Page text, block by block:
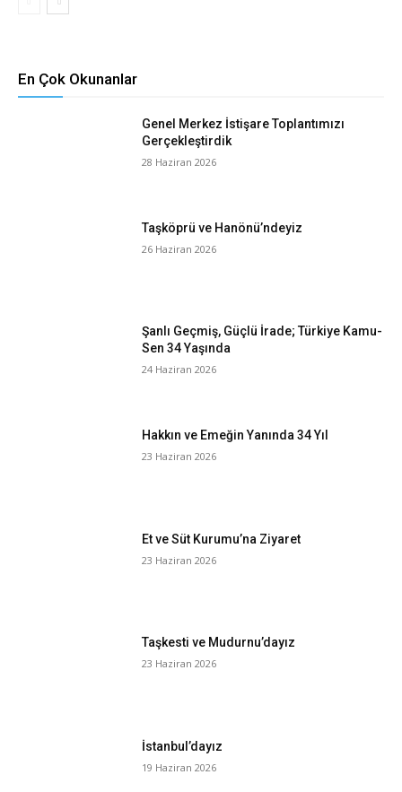
En Çok Okunanlar
Genel Merkez İstişare Toplantımızı
Gerçekleştirdik
28 Haziran 2026
Taşköprü ve Hanönü’ndeyiz
26 Haziran 2026
Şanlı Geçmiş, Güçlü İrade; Türkiye Kamu-
Sen 34 Yaşında
24 Haziran 2026
Hakkın ve Emeğin Yanında 34 Yıl
23 Haziran 2026
Et ve Süt Kurumu’na Ziyaret
23 Haziran 2026
Taşkesti ve Mudurnu’dayız
23 Haziran 2026
İstanbul’dayız
19 Haziran 2026